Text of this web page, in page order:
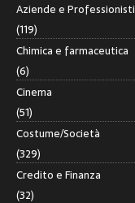
Aziende e Professionisti
(119)
Chimica e farmaceutica
(6)
Cinema
(51)
Costume/Società
(329)
Credito e Finanza
(32)